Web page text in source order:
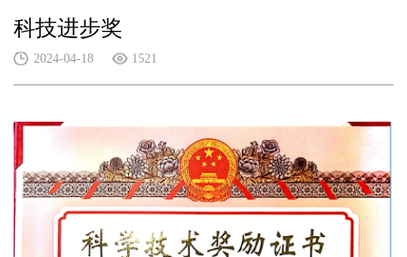
科技进步奖
2024-04-18 1521